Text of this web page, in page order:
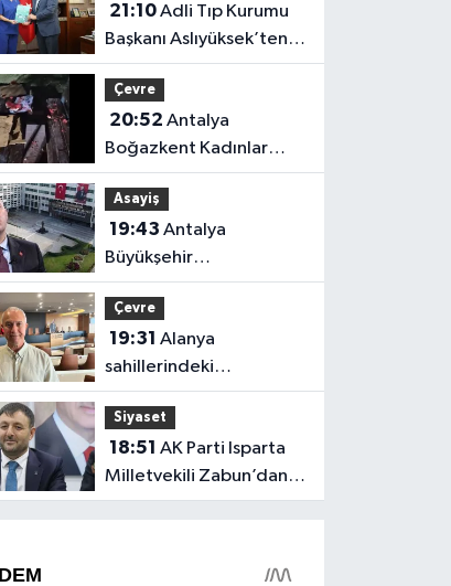
21:10Adli Tıp Kurumu
Başkanı Aslıyüksek’ten
Rektör Özkan'a davet
Çevre
20:52
Boğazkent Kadınlar
Plajı’nda bırakılan çöpler
tepki çekti
Asayiş
19:43
Büyükşehir
soruşturmasında iki isim
hakkında yeni karar
Çevre
19:31
sahillerindeki
mikroplastik kirliliğinin
kaynağı açıklandı
Siyaset
18:51
Milletvekili Zabun’dan
Antalya mesajı: “Ne